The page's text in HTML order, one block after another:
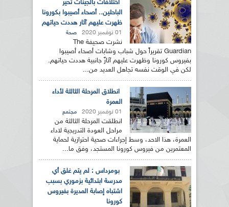
اختلافات بالجينات تحير
الباحثين.. أصحاء أصيبوا بكورونا
ظهرت عليهم آثار هددت حياتهم
01 نوفمبر 2020 صحة
نشرت صحيفة The
Guardian تقريراً حول شباب وشابات أصحاء أصيبوا
بفيروس كورونا وظهرت عليهم آثارٌ جانبية هددت حياتهم.
لكن في الوقت نفسه تجاهل العديد من...
انطلاق المرحلة الثالثة لأداء
العمرة
01 نوفمبر 2020 مجتمع
انطلقت المرحلة الثالثة من
مراحل العودة التدريجية لاداء
العمرة، هذا الاحد، وسط إجراءات صحية احترازية لحماية
المعتمرين من فيروس كورونا المستجد، وفق ما...
بومرداس : لم يتم غلق أي
مدرسة ابتدائية بزموري بسبب
اشتباه إصابة المديرة بفيروس
كورونا